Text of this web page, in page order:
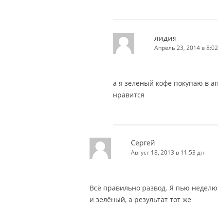
лидия
Апрель 23, 2014 в
а я зеленый кофе покупаю в
нравится
Сергей
Август 18, 2013 в 11:53 дп
Всё правильно развод. Я пью
и зелёный, а результат тот же